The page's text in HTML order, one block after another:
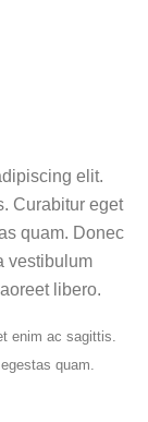
elit.
Curabitur eget
quam. Donec
vestibulum
libero.
enim ac sagittis.
quam.